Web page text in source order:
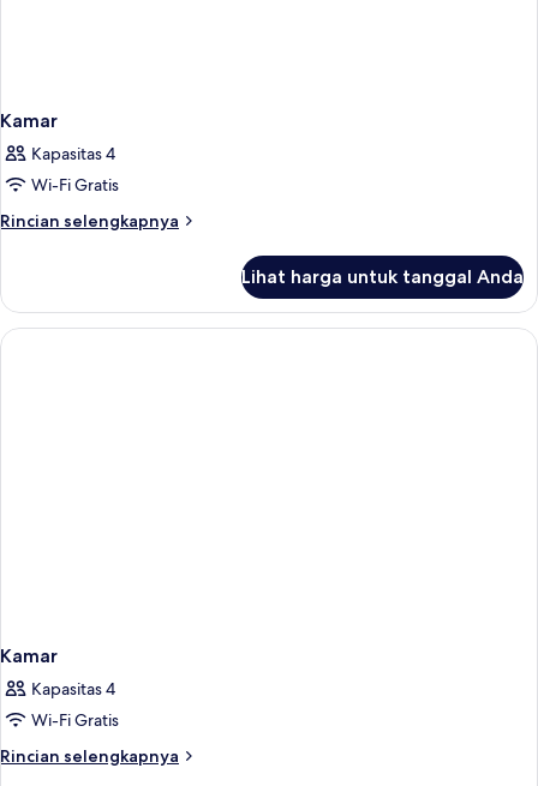
Kamar
Kapasitas 4
Wi-Fi Gratis
Rincian selengkapnya
Rincian
Kamar
Lihat harga untuk tanggal Anda
Kamar
Kapasitas 4
Wi-Fi Gratis
Rincian selengkapnya
Rincian